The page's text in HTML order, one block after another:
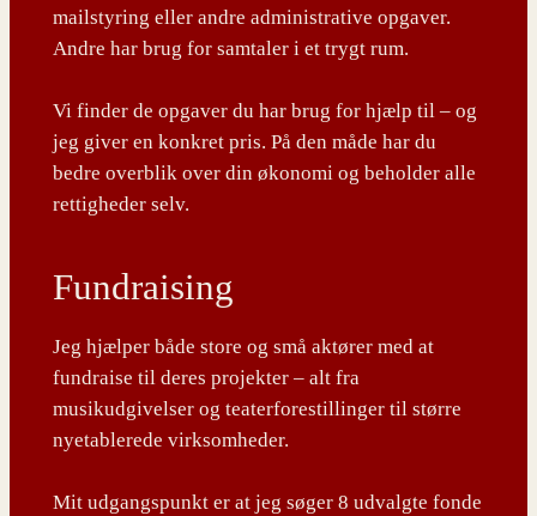
mailstyring eller andre administrative opgaver.
Andre har brug for samtaler i et trygt rum.
Vi finder de opgaver du har brug for hjælp til – og
jeg giver en konkret pris. På den måde har du
bedre overblik over din økonomi og beholder alle
rettigheder selv.
Fundraising
Jeg hjælper både store og små aktører med at
fundraise til deres projekter – alt fra
musikudgivelser og teaterforestillinger til større
nyetablerede virksomheder.
Mit udgangspunkt er at jeg søger 8 udvalgte fonde